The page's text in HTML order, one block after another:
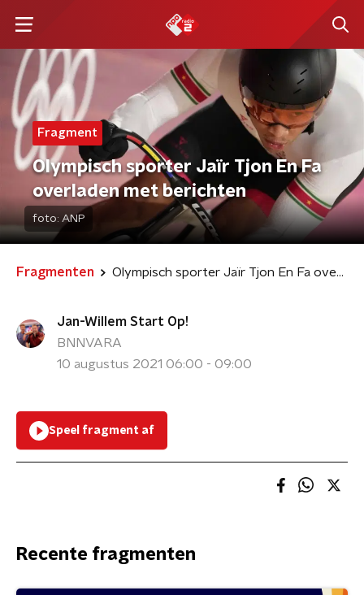
Fragment
Olympisch sporter Jaïr Tjon En Fa
overladen met berichten
foto: ANP
Fragmenten Olympisch sporter Jaïr Tjon En Fa overladen met berichten
Jan-Willem Start Op!
BNNVARA
10 augustus 2021 06:00 - 09:00
Speel fragment af
Recente fragmenten